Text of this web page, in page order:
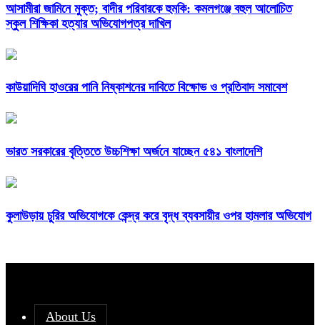
আসামীরা জামিনে মুক্ত; বাদীর পরিবারকে হুমকি: কমলগঞ্জে বহুল আলোচিত
স্কুল শিক্ষিকা হত্যার অভিযোগপত্র দাখিল
কাউয়াদিঘি হাওরের পানি নিষ্কাশনের দাবিতে বিক্ষোভ ও প্রতিবাদ সমাবেশ
ভারত সরকারের বৃত্তিতে উচ্চশিক্ষা অর্জনে যাচ্ছেন ৫৪১ বাংলাদেশি
কুলাউড়ায় চুরির অভিযোগকে কেন্দ্র করে বৃদ্ধ ব্যবসায়ীর ওপর হামলার অভিযোগ
About Us